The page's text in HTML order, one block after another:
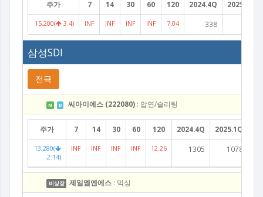
주가 7 14 30 60 120 2024.4Q 2025.1Q
15,200( 3.4) INF INF INF INF 7.04 338
삼성SDI
전극
N D 씨아이에스 (222080) : 압연/슬리팅
주가 7 14 30 60 120 2024.4Q 2025.1Q
13,280(
-2.14)
INF INF INF INF 12.26 1305 1078
비상장 제일엠엔에스 : 믹싱